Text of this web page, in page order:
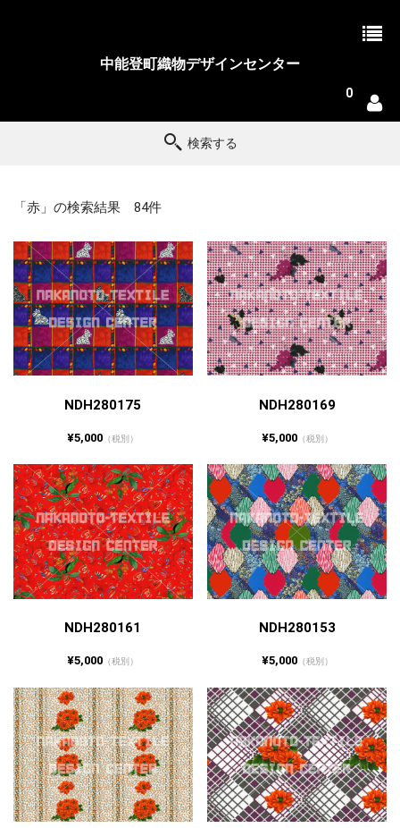
中能登町織物デザインセンター
0
検索する
「赤」の検索結果 84件
NDH280175
¥5,000 （税別）
NDH280169
¥5,000（税別）
NDH280161
¥5,000 （税別）
NDH280153
¥5,000（税別）